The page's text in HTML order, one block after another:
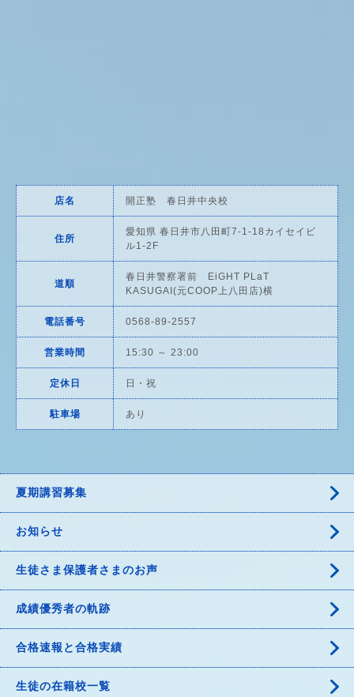
店名 開正塾 春日井中央校
住所
愛知県 春日井市八田町7-1-18カイセイビ
ル1-2F
道順
春日井警察署前
EiGHT PLaT
KASUGAI (元COOP上八田店)横
電話番号 0568-89-2557
営業時間 15:30 ～ 23:00
定休日 日・祝
駐車場 あり
夏期講習募集
お知らせ
生徒さま保護者さまのお声
成績優秀者の軌跡
合格速報と合格実績
生徒の在籍校一覧